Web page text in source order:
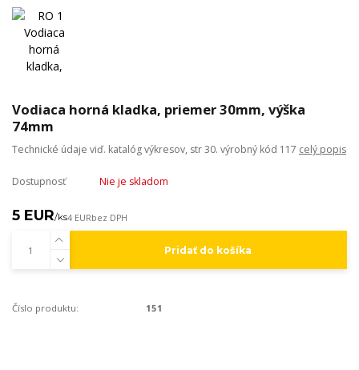
Vodiaca horná kladka, priemer 30mm, výška
74mm
Technické údaje viď. katalóg výkresov, str 30. výrobný kód 117 celý popis
Dostupnosť Nie je skladom
5 EUR/ks4 EURbez DPH
Pridať do košíka
Číslo produktu: 151